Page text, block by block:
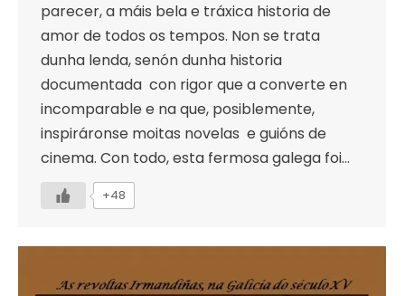
parecer, a máis bela e tráxica historia de
amor de todos os tempos. Non se trata
dunha lenda, senón dunha historia
documentada con rigor que a converte en
incomparable e na que, posiblemente,
inspiráronse moitas novelas e guións de
cinema. Con todo, esta fermosa galega foi…
+48